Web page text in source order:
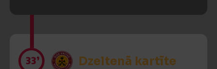
33’ Dzeltenā kartīte